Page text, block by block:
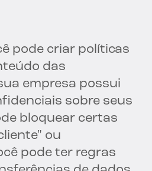
pode criar políticas
das
empresa possui
sobre seus
bloquear certas
ou
pode ter regras